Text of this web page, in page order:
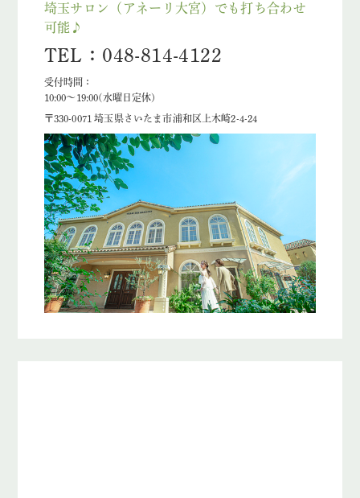
埼玉サロン（アネーリ大宮）でも打ち合わせ
可能♪
TEL：048-814-4122
受付時間：
10:00〜19:00(水曜日定休)
〒330-0071 埼玉県さいたま市浦和区上木崎2-4-24